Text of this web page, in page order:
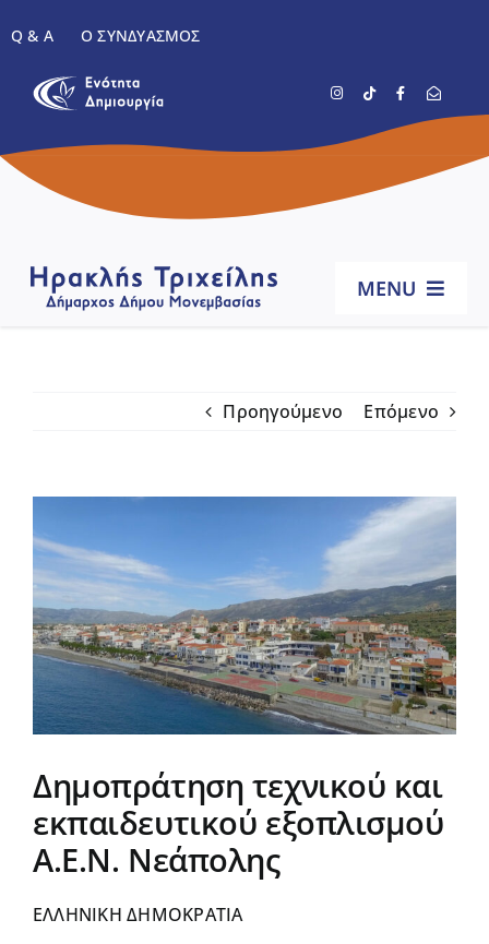
στο
περιεχόμενο
Q & A Ο ΣΥΝΔΥΑΣΜΌΣ
MENU
Έργα
Δράσεις
Αντισταθμιστικά
Aνεμογεννητριών
Πρόγραμμα
2024-28
Νέα
Προηγούμενο Επόμενο
μεγαλύτερης
εικόνας
Δημοπράτηση τεχνικού και
εκπαιδευτικού εξοπλισμού
Α.Ε.Ν. Νεάπολης
ΕΛΛΗΝΙΚΗ ΔΗΜΟΚΡΑΤΙΑ